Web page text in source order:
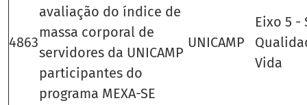
4863
avaliação do índice de
massa corporal de
servidores da UNICAMP
participantes do
programa MEXA-SE
UNICAMP
Eixo 5 -
Vida